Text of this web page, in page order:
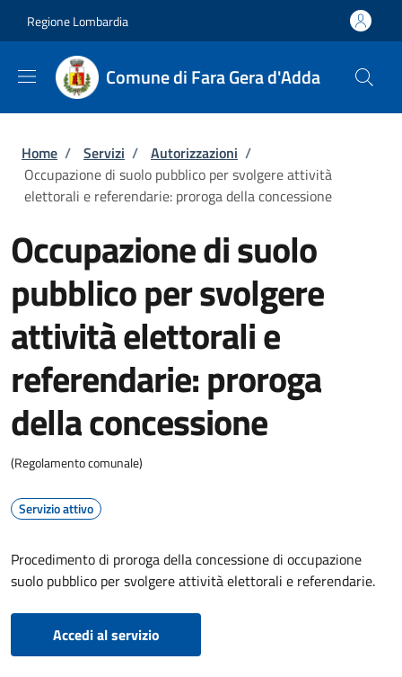
Regione Lombardia
Comune di Fara Gera d'Adda
Briciole di pane
Home / Servizi / Autorizzazioni /
Occupazione di suolo pubblico per svolgere attività
elettorali e referendarie: proroga della concessione
Occupazione di suolo
pubblico per svolgere
attività elettorali e
referendarie: proroga
della concessione
(Regolamento comunale)
Servizio attivo
Procedimento di proroga della concessione di occupazione
suolo pubblico per svolgere attività elettorali e referendarie.
Accedi al servizio